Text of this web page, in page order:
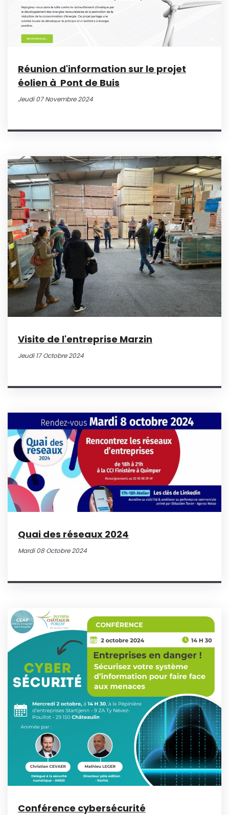
Réunion d'information sur le projet
éolien à Pont de Buis
Jeudi 07 Novembre 2024
Visite de l'entreprise Marzin
Jeudi 17 Octobre 2024
Quai des réseaux 2024
Mardi 08 Octobre 2024
Conférence cybersécurité